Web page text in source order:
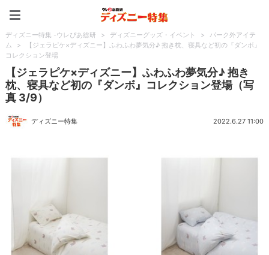
ディズニー特集 -ウレぴあ総研 > ディズニーグッズ・イベント >
パーク外アイテ
ム
>
【ジェラピケ×ディズニー】ふわふわ夢気分♪ 抱き枕、寝具など初の『ダンボ』
コレクション登場
【ジェラピケ×ディズニー】ふわふわ夢気分♪ 抱き
枕、寝具など初の『ダンボ』コレクション登場（写
真 3/9）
ディズニー特集 2022.6.27 11:00